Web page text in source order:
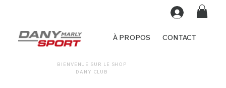
DANY CLUB
BIENVENUE SUR LE SHOP
À PROPOS CONTACT